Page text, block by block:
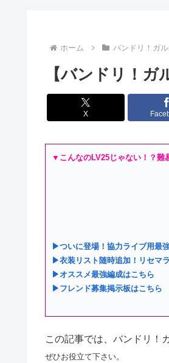
ホーム バンドリ！ガ
【バンドリ！ガ
X
▼こんなのLV25じゃない！？難
▶ついに登場！協力ライブ用最
▶衣装リスト随時追加！リセマ
▶オススメ最強編成はこちら
▶フレンド募集掲示板はこちら
この記事では、バンドリ！
ぜひお役立て下さい。